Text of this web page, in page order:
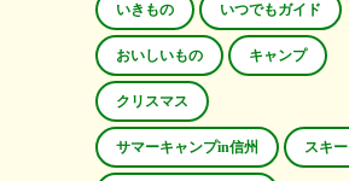
いきもの いつでもガイド
おいしいもの キャンプ
クリスマス
サマーキャンプin信州 スキー